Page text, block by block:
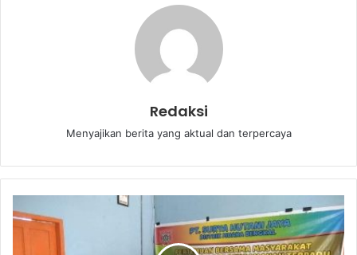
Redaksi
Menyajikan berita yang aktual dan terpercaya